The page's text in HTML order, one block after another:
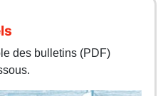
des bulletins (PDF)